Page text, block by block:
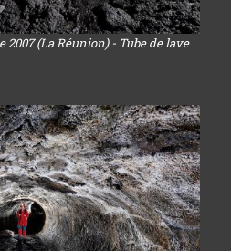
2007 (La Réunion) - Tube de lave